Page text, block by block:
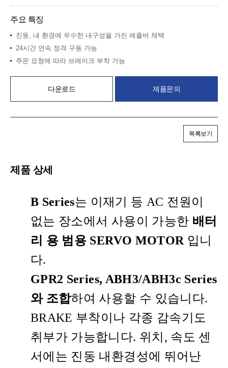
주요 특징
진동, 내 환경에 우수한 내구성을 가진 레졸버 채택
24시간 연속 정격 구동 가능
주문 요청에 따라 브레이크 부착 가능
다운로드 제품문의
목록보기
제품 상세
B Series는 이재기 등 AC 전원이
없는 장소에서 사용이 가능한 배터
리 용 범용 SERVO MOTOR 입니
다.
GPR2 Series, ABH3/ABH3c Series
와 조합하여 사용할 수 있습니다.
BRAKE 부착이나 각종 감속기도
취부가 가능합니다. 위치, 속도 센
서에는 진동 내환경성에 뛰어난